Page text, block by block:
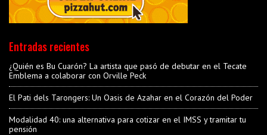
Entradas recientes
¿Quién es Bu Cuarón? La artista que pasó de debutar en el Tecate
Emblema a colaborar con Orville Peck
El Pati dels Tarongers: Un Oasis de Azahar en el Corazón del Poder
Modalidad 40: una alternativa para cotizar en el IMSS y tramitar tu
pensión